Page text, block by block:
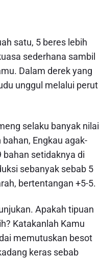
satu, 5 beres lebih
sederhana sambil
Dalam derek yang
unggul melalui perut
selaku banyak nilai
Engkau agak-
bahan setidaknya di
sebanyak sebab 5
bertentangan +5-5.
Apakah tipuan
Katakanlah Kamu
memutuskan besot
keras sebab